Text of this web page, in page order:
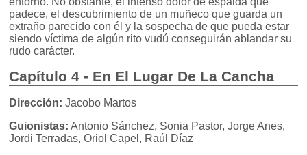
padece, el descubrimiento de un muñeco que guarda un
extraño parecido con él y la sospecha de que pueda estar
siendo víctima de algún rito vudú conseguirán ablandar su
rudo carácter.
Capítulo 4 - En El Lugar De La Cancha
Dirección: Jacobo Martos
Guionistas: Antonio Sánchez, Sonia Pastor, Jorge Anes,
Jordi Terradas, Oriol Capel, Raúl Díaz